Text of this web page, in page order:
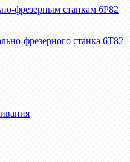
фрезерным станкам 6Р82
фрезерного станка 6Т82